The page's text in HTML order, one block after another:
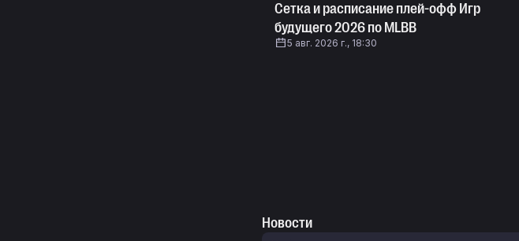
Сетка и расписание плей-офф Игр
будущего 2026 по MLBB
5 авг. 2026 г., 18:30
Новости